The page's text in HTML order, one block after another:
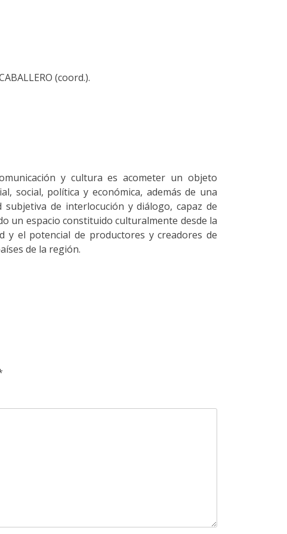
(coord.).
y cultura es acometer un objeto
social, política y económica, además de una
de interlocución y diálogo, capaz de
un espacio constituido culturalmente desde la
y el potencial de productores y creadores de
de la región.